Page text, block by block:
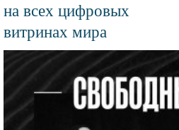
на всех цифровых
витринах мира
изображения